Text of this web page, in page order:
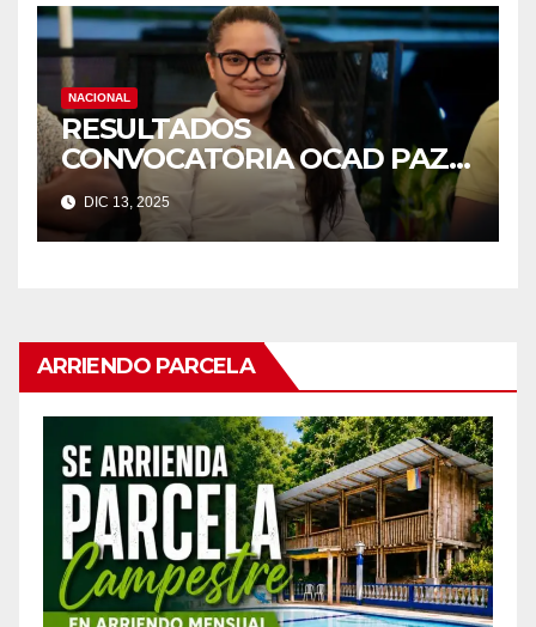
NACIONAL
RESULTADOS
CONVOCATORIA OCAD PAZ I
SUBREGIONES: CUENCA DEL
CAGUÁN Y PIEDEMONTE
DIC 13, 2025
ARRIENDO PARCELA